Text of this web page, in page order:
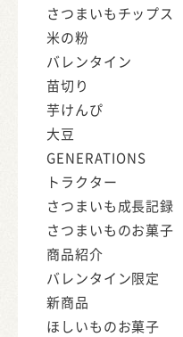
さつまいもチップス
米の粉
バレンタイン
苗切り
芋けんぴ
大豆
GENERATIONS
トラクター
さつまいも成長記録
さつまいものお菓子
商品紹介
バレンタイン限定
新商品
ほしいものお菓子